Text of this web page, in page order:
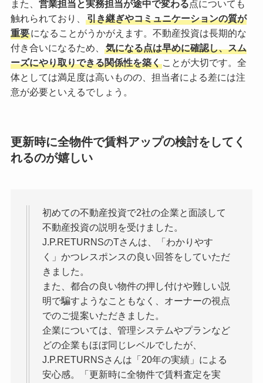
また、 営業担当と実務担当が途中で変わる点についても
触れられており、
引き継ぎやコミュニケーションの質が
重要になることがうかがえます。不動産投資は長期的な
付き合いになるため、
気になる点は早めに確認し、スム
ーズにやり取りできる関係性を築くことが大切です。全
体としては満足度は高いものの、担当者による差には注
意が必要といえるでしょう。
更新時に全物件で賃料アップの検討をしてく
れるのが嬉しい
初めての不動産投資で2社の企業と面談して
不動産投資の説明を受けました。
J.P.RETURNSのTさんは、「わかりやす
く」かつレスポンスの良い回答をしていただ
きました。
また、都合の良い物件の押し付けや難しい説
明で騙すようなこともなく、オーナーの視点
でのご提案いただきました。
企業については、管理システムやプランなど
どの企業もほぼ同じレベルでしたが、
J.P.RETURNSさんは「20年の実績」による
安心感。「更新時に全物件で賃料査定を実